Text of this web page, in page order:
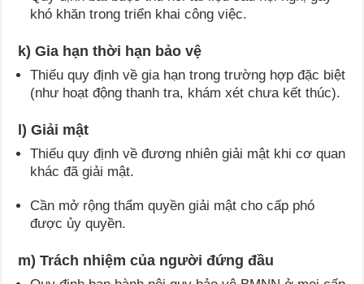
khó khăn trong triển khai công việc.
k) Gia hạn thời hạn bảo vệ
Thiếu quy định về gia hạn trong trường hợp đặc biệt
(như hoạt động thanh tra, khám xét chưa kết thúc).
l) Giải mật
Thiếu quy định về đương nhiên giải mật khi cơ quan
khác đã giải mật.
Cần mở rộng thẩm quyền giải mật cho cấp phó
được ủy quyền.
m) Trách nhiệm của người đứng đầu